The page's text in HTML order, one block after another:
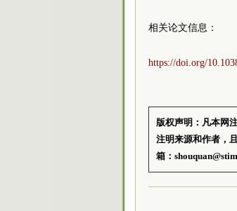
相关论文信息：
https://doi.org/
版权声明：凡本网
注明来源和作者，
箱：